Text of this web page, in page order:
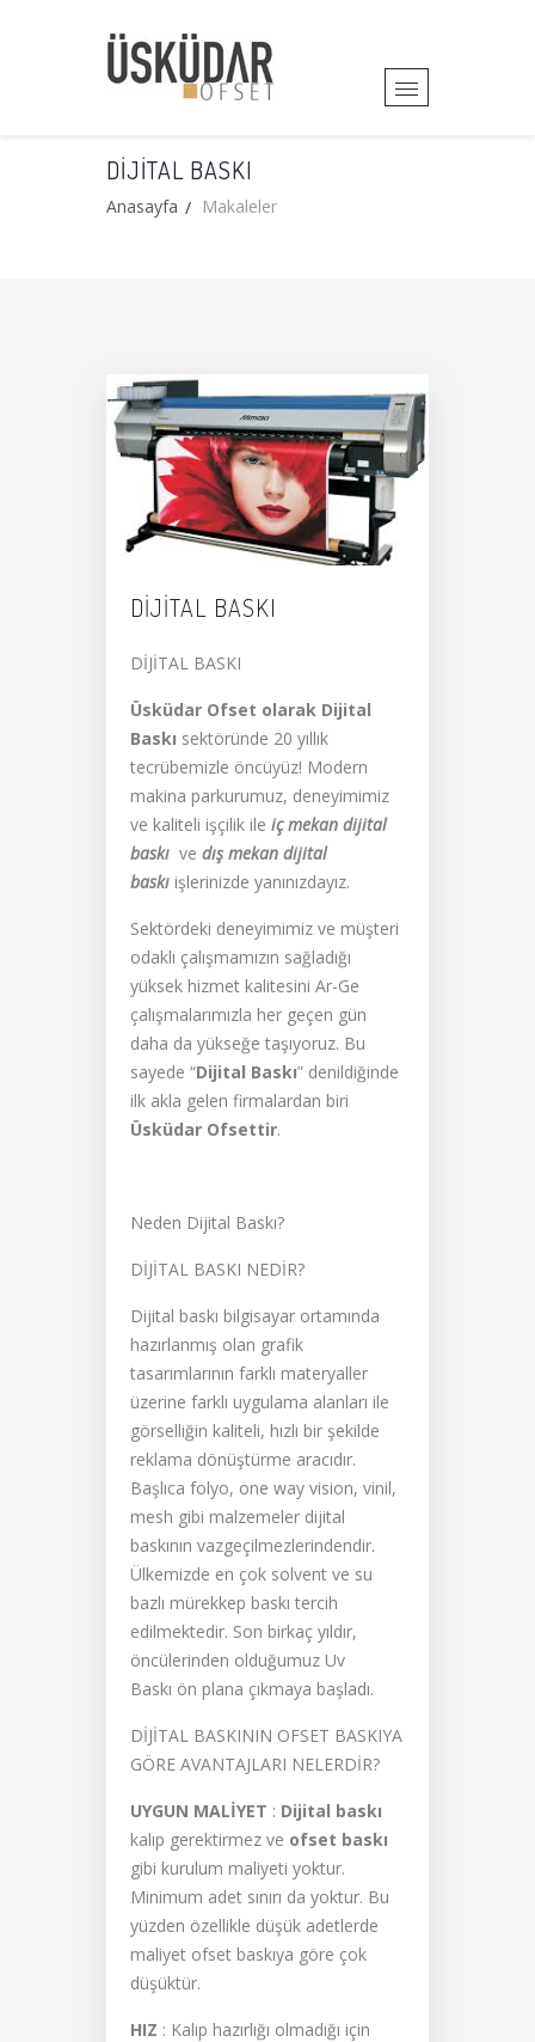
DIJITAL BASKI
Anasayfa Makaleler
DIJITAL BASKI
DİJİTAL BASKI
Üsküdar Ofset olarak Dijital
Baskı sektöründe 20 yıllık
tecrübemizle öncüyüz! Modern
makina parkurumuz, deneyimimiz
ve kaliteli işçilik ile iç mekan dijital
baskı ve dış mekan dijital
baskı işlerinizde yanınızdayız.
Sektördeki deneyimimiz ve müşteri
odaklı çalışmamızın sağladığı
yüksek hizmet kalitesini Ar-Ge
çalışmalarımızla her geçen gün
daha da yükseğe taşıyoruz. Bu
sayede “Dijital Baskı” denildiğinde
ilk akla gelen firmalardan biri
Üsküdar Ofsettir.
Neden Dijital Baskı?
DİJİTAL BASKI NEDİR?
Dijital baskı bilgisayar ortamında
hazırlanmış olan grafik
tasarımlarının farklı materyaller
üzerine farklı uygulama alanları ile
görselliğin kaliteli, hızlı bir şekilde
reklama dönüştürme aracıdır.
Başlıca folyo, one way vision, vinil,
mesh gibi malzemeler dijital
baskının vazgeçilmezlerindendir.
Ülkemizde en çok solvent ve su
bazlı mürekkep baskı tercih
edilmektedir. Son birkaç yıldır,
öncülerinden olduğumuz Uv
Baskı ön plana çıkmaya başladı.
DİJİTAL BASKININ OFSET BASKIYA
GÖRE AVANTAJLARI NELERDİR?
UYGUN MALİYET : Dijital baskı
kalıp gerektirmez ve ofset baskı
gibi kurulum maliyeti yoktur.
Minimum adet sınırı da yoktur. Bu
yüzden özellikle düşük adetlerde
maliyet ofset baskıya göre çok
düşüktür.
HIZ : Kalıp hazırlığı olmadığı için